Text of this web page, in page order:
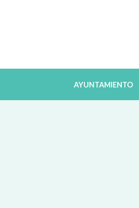
AYUNTAMIENTO